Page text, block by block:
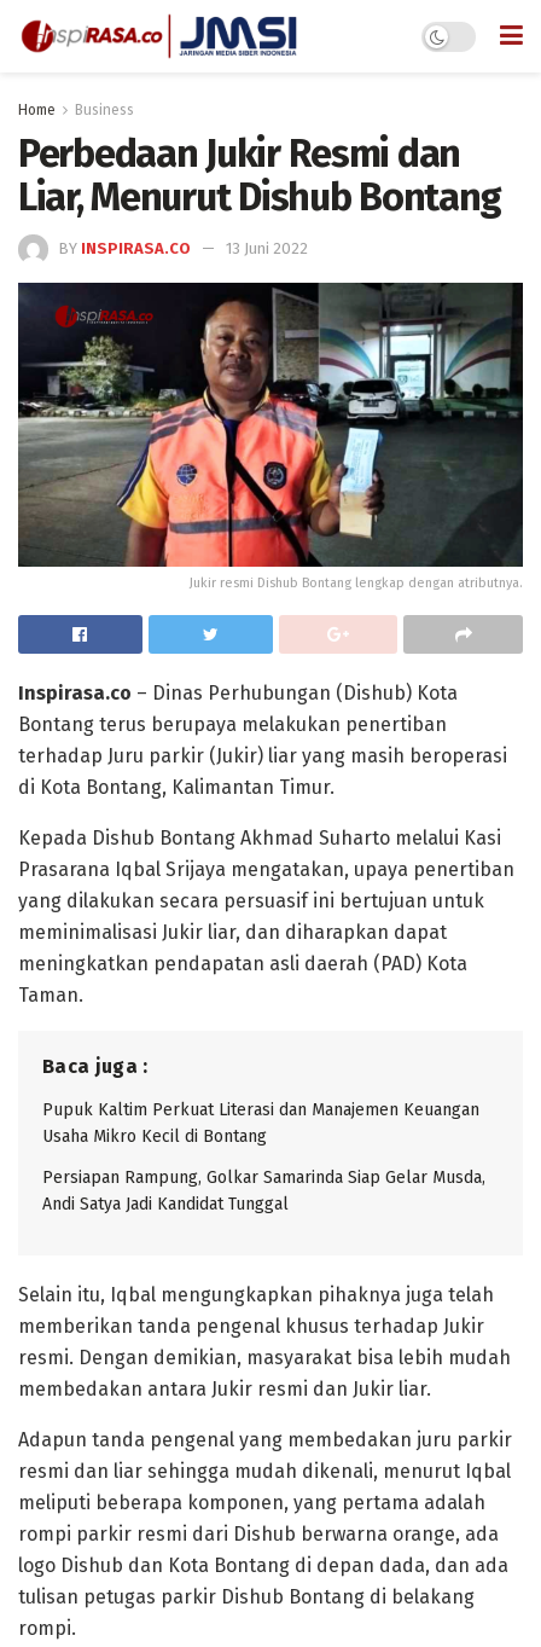
Home Business
Perbedaan Jukir Resmi dan
Liar, Menurut Dishub Bontang
BY INSPIRASA.CO 13 Juni 2022
Jukir resmi Dishub Bontang lengkap dengan atributnya.
Inspirasa.co – Dinas Perhubungan (Dishub) Kota
Bontang terus berupaya melakukan penertiban
terhadap Juru parkir (Jukir) liar yang masih beroperasi
di Kota Bontang, Kalimantan Timur.
Kepada Dishub Bontang Akhmad Suharto melalui Kasi
Prasarana Iqbal Srijaya mengatakan, upaya penertiban
yang dilakukan secara persuasif ini bertujuan untuk
meminimalisasi Jukir liar, dan diharapkan dapat
meningkatkan pendapatan asli daerah (PAD) Kota
Taman.
Baca juga :
Pupuk Kaltim Perkuat Literasi dan Manajemen Keuangan
Usaha Mikro Kecil di Bontang
Persiapan Rampung, Golkar Samarinda Siap Gelar Musda,
Andi Satya Jadi Kandidat Tunggal
Selain itu, Iqbal mengungkapkan pihaknya juga telah
memberikan tanda pengenal khusus terhadap Jukir
resmi. Dengan demikian, masyarakat bisa lebih mudah
membedakan antara Jukir resmi dan Jukir liar.
Adapun tanda pengenal yang membedakan juru parkir
resmi dan liar sehingga mudah dikenali, menurut Iqbal
meliputi beberapa komponen, yang pertama adalah
rompi parkir resmi dari Dishub berwarna orange, ada
logo Dishub dan Kota Bontang di depan dada, dan ada
tulisan petugas parkir Dishub Bontang di belakang
rompi.